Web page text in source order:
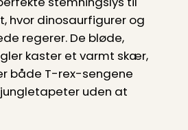
hvor dinosaurfigurer og
regerer. De bløde,
kaster et varmt skær,
både T-rex-sengene
uden at